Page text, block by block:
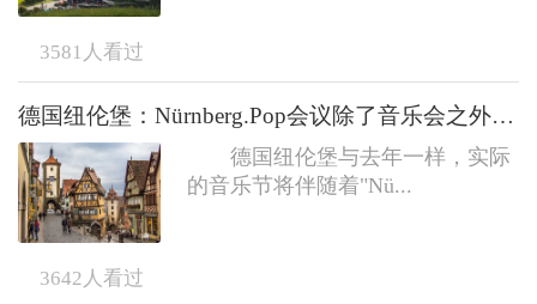
3581 人看过
德国纽伦堡：Nürnberg.Pop会议除了音乐会之外会发生什么？
德国纽伦堡与去年一样，实际
的音乐节将伴随着"Nü...
3642 人看过